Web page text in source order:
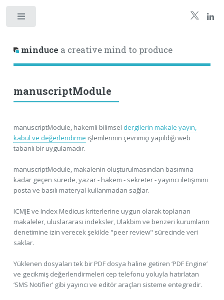
minduce a creative mind to produce
manuscriptModule
manuscriptModule, hakemli bilimsel dergilerin makale yayın,
kabul ve değerlendirme işlemlerinin çevrimiçi yapıldığı web
tabanlı bir uygulamadır.
manuscriptModule, makalenin oluşturulmasından basımına
kadar geçen sürede, yazar - hakem - sekreter - yayıncı iletişimini
posta ve basılı materyal kullanmadan sağlar.
ICMJE ve Index Medicus kriterlerine uygun olarak toplanan
makaleler, uluslararası indeksler, Ulakbim ve benzeri kurumların
denetimine izin verecek şekilde "peer review" sürecinde veri
saklar.
Yüklenen dosyaları tek bir PDF dosya haline getiren ‘PDF Engine’
ve gecikmiş değerlendirmeleri cep telefonu yoluyla hatırlatan
‘SMS Notifier’ gibi yayıncı ve editör araçları sisteme entegredir.